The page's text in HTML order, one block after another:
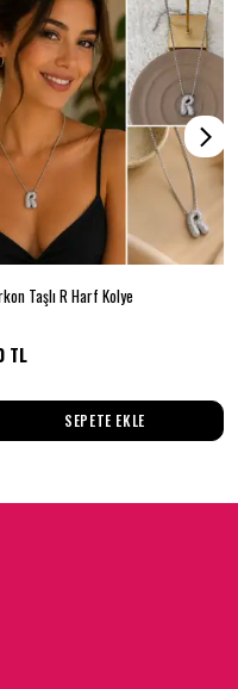
Taşlı R Harf Kolye
TL
SEPETE EKLE